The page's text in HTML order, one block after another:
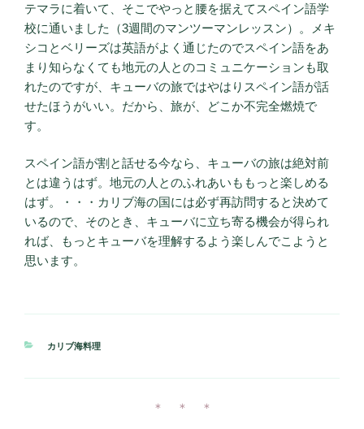
テマラに着いて、そこでやっと腰を据えてスペイン語学
校に通いました（3週間のマンツーマンレッスン）。メキ
シコとベリーズは英語がよく通じたのでスペイン語をあ
まり知らなくても地元の人とのコミュニケーションも取
れたのですが、キューバの旅ではやはりスペイン語が話
せたほうがいい。だから、旅が、どこか不完全燃焼で
す。
スペイン語が割と話せる今なら、キューバの旅は絶対前
とは違うはず。地元の人とのふれあいももっと楽しめる
はず。・・・カリブ海の国には必ず再訪問すると決めて
いるので、そのとき、キューバに立ち寄る機会が得られ
れば、もっとキューバを理解するよう楽しんでこようと
思います。
カ
カリブ海料理
＊ ＊ ＊